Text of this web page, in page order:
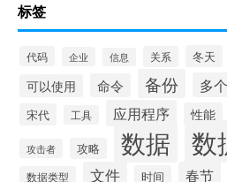
标签
代码 企业 信息 关系 冬天
可以使用 命令 备份 多个
宋代 工具 应用程序 性能
攻击者 攻略 数据 数
数据类型 文件 时间 春节